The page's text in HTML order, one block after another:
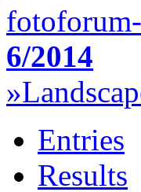
6/2014
Entries
Results